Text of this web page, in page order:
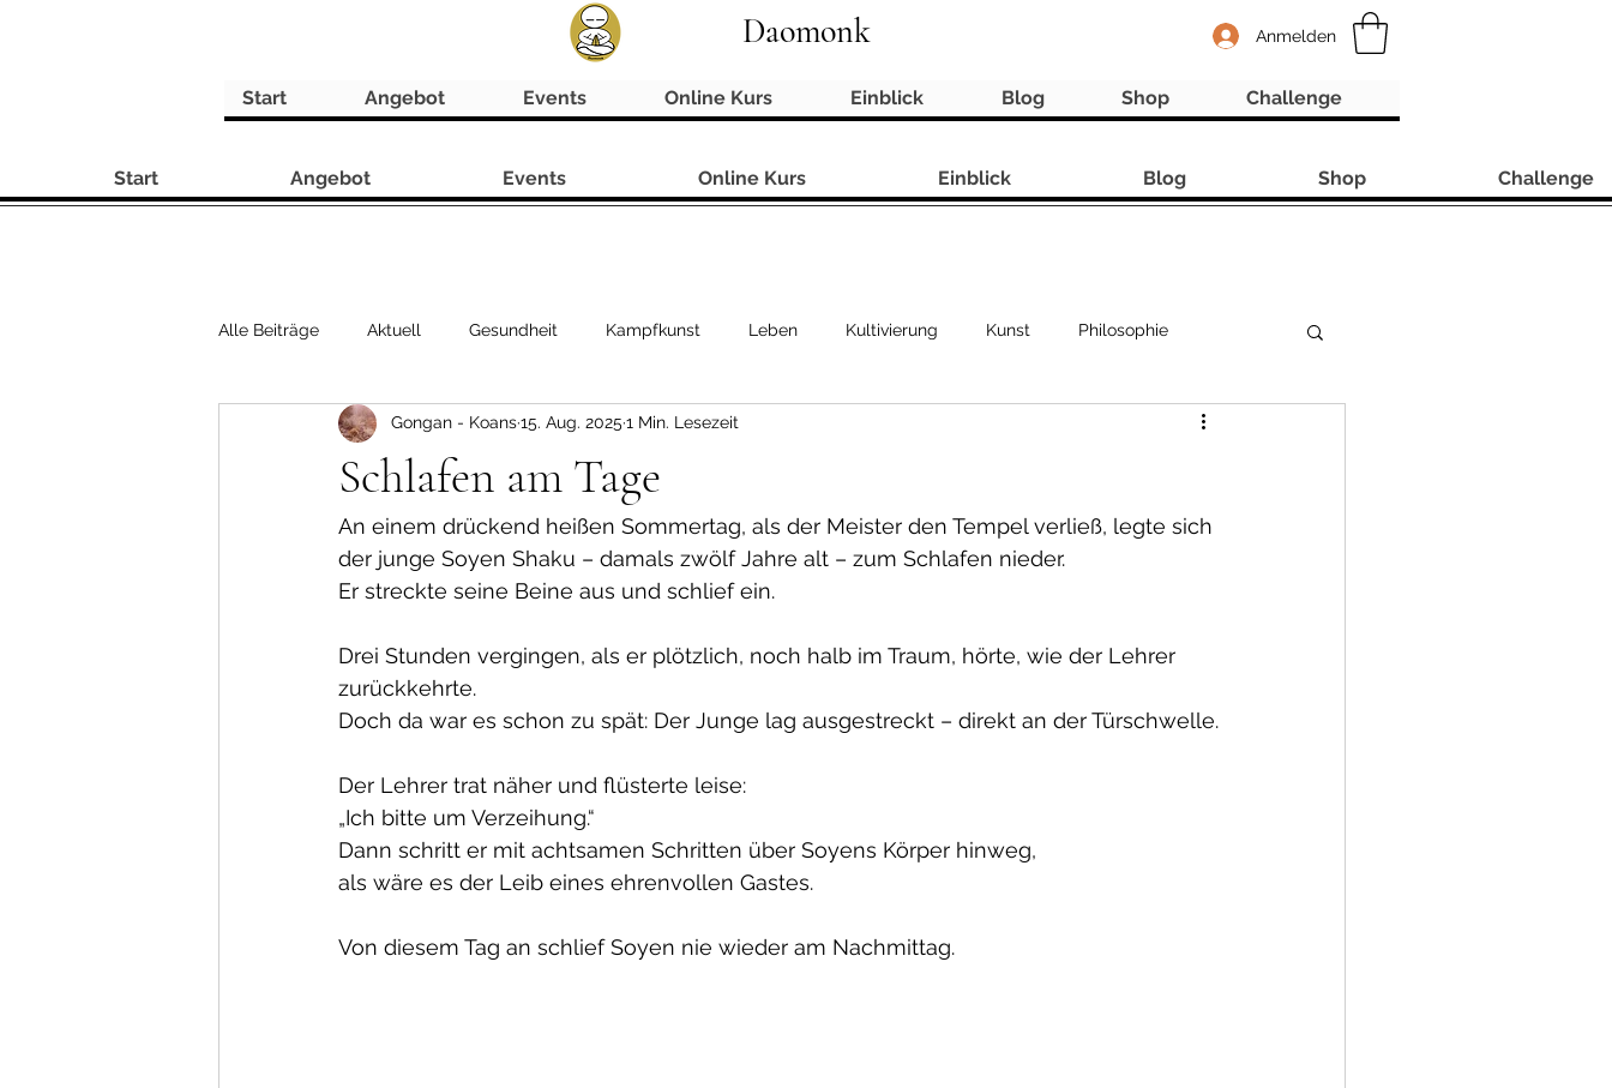
Daomonk Anmelden
Start Angebot Events Online Kurs Einblick Blog Shop Challenge
Alle Beiträge Aktuell Gesundheit Kampfkunst Leben Kultivierung Kunst Philosophie
Schlafen am Tage
Gongan - Koans15. Aug. 2025 1 Min. Lesezeit
An einem drückend heißen Sommertag, als der Meister den Tempel verließ, legte sich
der junge Soyen Shaku – damals zwölf Jahre alt – zum Schlafen nieder.
Er streckte seine Beine aus und schlief ein.
Drei Stunden vergingen, als er plötzlich, noch halb im Traum, hörte, wie der Lehrer
zurückkehrte.
Doch da war es schon zu spät: Der Junge lag ausgestreckt – direkt an der Türschwelle.
Der Lehrer trat näher und flüsterte leise:
„Ich bitte um Verzeihung.“
Dann schritt er mit achtsamen Schritten über Soyens Körper hinweg,
als wäre es der Leib eines ehrenvollen Gastes.
Von diesem Tag an schlief Soyen nie wieder am Nachmittag.
Start Angebot Events Online Kurs Einblick Blog Shop Challenge